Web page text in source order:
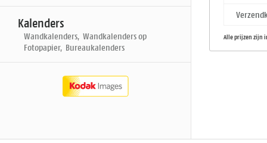
Kalenders
Wandkalenders, Wandkalenders op
Fotopapier, Bureaukalenders
Alle prijzen zijn